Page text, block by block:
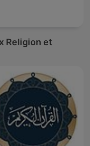
Religion et